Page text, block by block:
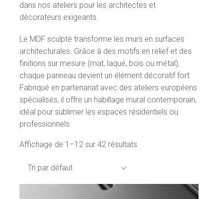
dans nos ateliers pour les architectes et
décorateurs exigeants.
Le MDF sculpté transforme les murs en surfaces
architecturales. Grâce à des motifs en relief et des
finitions sur mesure (mat, laqué, bois ou métal),
chaque panneau devient un élément décoratif fort.
Fabriqué en partenariat avec des ateliers européens
spécialisés, il offre un habillage mural contemporain,
idéal pour sublimer les espaces résidentiels ou
professionnels.
Affichage de 1–12 sur 42 résultats
Tri par défaut